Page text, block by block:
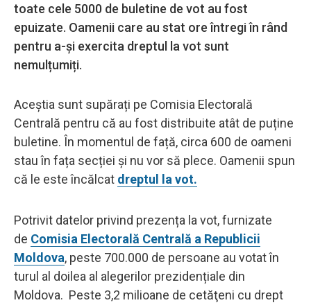
toate cele 5000 de buletine de vot au fost
epuizate. Oamenii care au stat ore întregi în rând
pentru a-și exercita dreptul la vot sunt
nemulțumiți.
Aceștia sunt supărați pe Comisia Electorală
Centrală pentru că au fost distribuite atât de puține
buletine. În momentul de față, circa 600 de oameni
stau în fața secției și nu vor să plece. Oamenii spun
că le este încălcat dreptul la vot.
Potrivit datelor privind prezența la vot, furnizate
de Comisia Electorală Centrală a Republicii
Moldova, peste 700.000 de persoane au votat în
turul al doilea al alegerilor prezidențiale din
Moldova. Peste 3,2 milioane de cetăţeni cu drept